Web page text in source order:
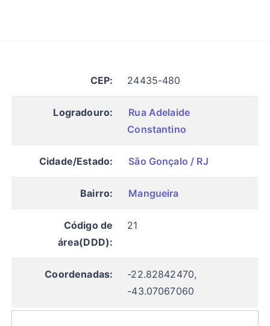
CEP: 24435-480
Logradouro:
Rua Adelaide
Constantino
Cidade/Estado: São Gonçalo / RJ
Bairro: Mangueira
Código de
área(DDD):
21
Coordenadas:
-22.82842470,
-43.07067060